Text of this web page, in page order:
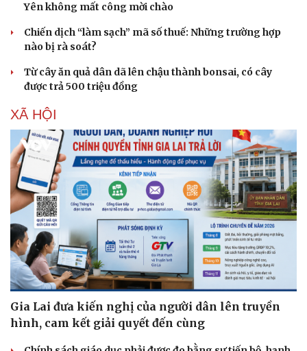
Yên không mất công mời chào
Chiến dịch “làm sạch” mã số thuế: Những trường hợp
nào bị rà soát?
Từ cây ăn quả dân dã lên chậu thành bonsai, có cây
được trả 500 triệu đồng
XÃ HỘI
Gia Lai đưa kiến nghị của người dân lên truyền
hình, cam kết giải quyết đến cùng